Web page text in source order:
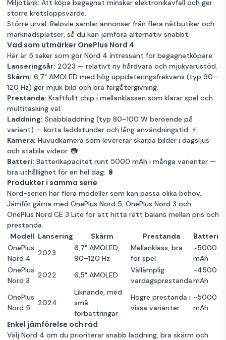
Miljötänk: Att köpa begagnat minskar elektronikavfall och ger
större kretsloppsvärde.
Större urval: Relovie samlar annonser från flera nätbutiker och
marknadsplatser, så du kan jämföra alternativ snabbt.
Vad som utmärker OnePlus Nord 4
Här är 5 saker som gör Nord 4 intressant för begagnatköpare.
Lanseringsår: 2023 — relativt ny hårdvara och mjukvarustöd.
Skärm: 6,7" AMOLED med hög uppdateringsfrekvens (typ 90–
120 Hz) ger mjuk bild och bra färgåtergivning.
Prestanda: Kraftfullt chip i mellanklassen som klarar spel och
multitasking väl.
Laddning: Snabbladdning (typ 80–100 W beroende på
variant) — korta laddstunder och lång användningstid. ⚡️
Kamera: Huvudkamera som levererar skarpa bilder i dagsljus
och stabila videor. 📷
Batteri: Batterikapacitet runt 5000 mAh i många varianter —
bra uthållighet för en hel dag. 🔋
Produkter i samma serie
Nord-serien har flera modeller som kan passa olika behov.
Jämför gärna med OnePlus Nord 5 OnePlus Nord 3 och
OnePlus Nord CE 3 Lite för att hitta rätt balans mellan pris och
prestanda.
Modell Lansering Skärm Prestanda
Batteri
OnePlus
Nord 4
2023
6,7" AMOLED,
90–120 Hz
Mellanklass, bra
för spel
~5000
mAh
OnePlus
Nord 3
2022 6,5" AMOLED
Vällämplig
vardagsprestanda
~4500
mAh
OnePlus
Nord 5
2024
Liknande, med
små
förbättringar
Högre prestanda i
vissa varianter
~5000
mAh
Enkel jämförelse och råd
Välj Nord 4 om du prioriterar snabb laddning, bra skärm och